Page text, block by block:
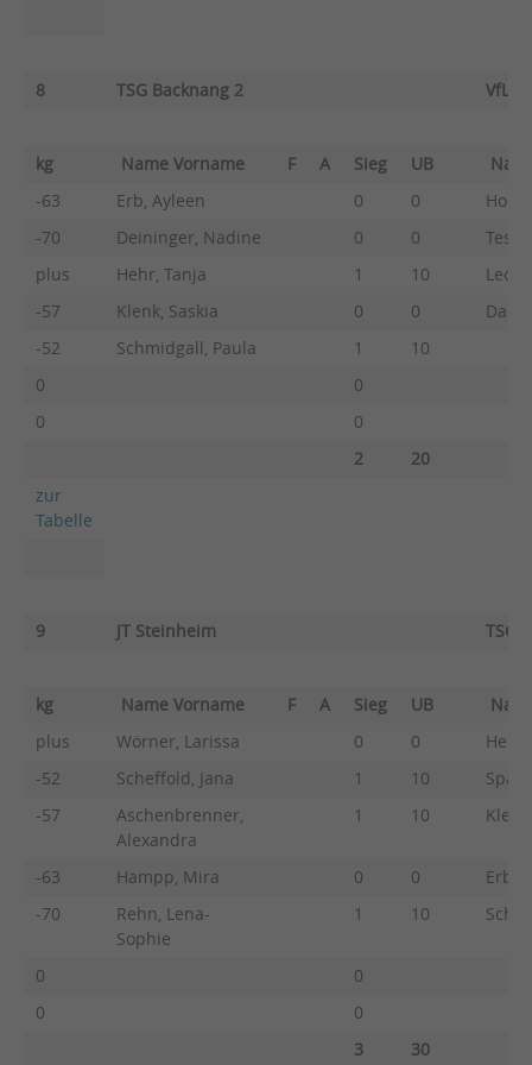
8 TSG Backnang 2 VfL
kg Name Vorname F A Sieg UB
-63
Erb, Ayleen 0 0
-70
Deininger, Nadine 0 0
plus
Hehr, Tanja 1 10
-57
Klenk, Saskia 0 0
-52
Schmidgall, Paula 1
10
0
0
0
0
2
20
zur
Tabelle
9 JT Steinheim TSG
kg Name Vorname F A Sieg UB
plus
Wörner, Larissa 0 0
-52
Scheffold, Jana 1 10
-57
Aschenbrenner,
Alexandra
1 10
-63 Hampp, Mira 0 0
Erb,
-70
Rehn, Lena-
Sophie
1 10
0
0
0
0
3
30